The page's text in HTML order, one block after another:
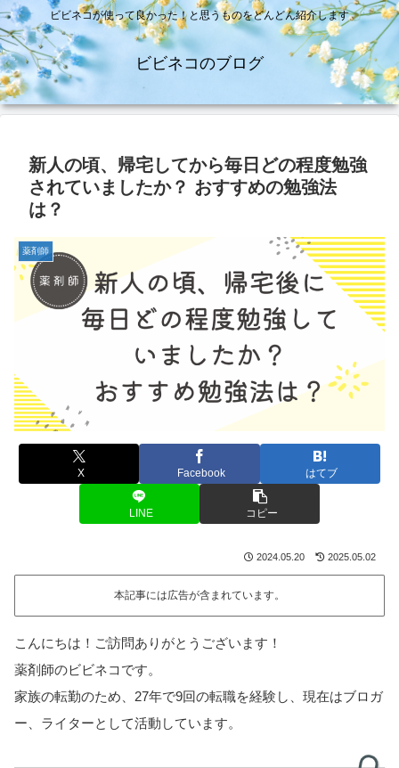
ビビネコが使って良かった！と思うものをどんどん紹介します
ビビネコのブログ
新人の頃、帰宅してから毎日どの程度勉強
されていましたか？ おすすめの勉強法
は？
薬剤師
X Facebook はてブ
LINE コピー
2024.05.20 2025.05.02
本記事には広告が含まれています。
こんにちは！ご訪問ありがとうございます！
薬剤師のビビネコです。
家族の転勤のため、27年で9回の転職を経験し、現在はブロガ
ー、ライターとして活動しています。